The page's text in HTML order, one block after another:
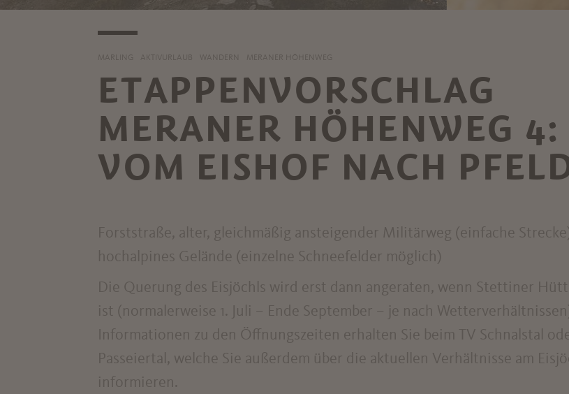
MARLING AKTIVURLAUB WANDERN MERANER HÖHENWEG
ETAPPENVORSCHLAG
MERANER HÖHENWEG 4:
VOM EISHOF NACH
Forststraße, alter, gleichmäßig ansteigender Militärweg (einfache
hochalpines Gelände (einzelne Schneefelder möglich)
Die Querung des Eisjöchls wird erst dann angeraten, wenn Stettiner
ist (normalerweise 1. Juli – Ende September – je nach
Informationen zu den Öffnungszeiten erhalten Sie beim TV Schnalstal
Passeiertal, welche Sie außerdem über die aktuellen Verhältnisse am
informieren.